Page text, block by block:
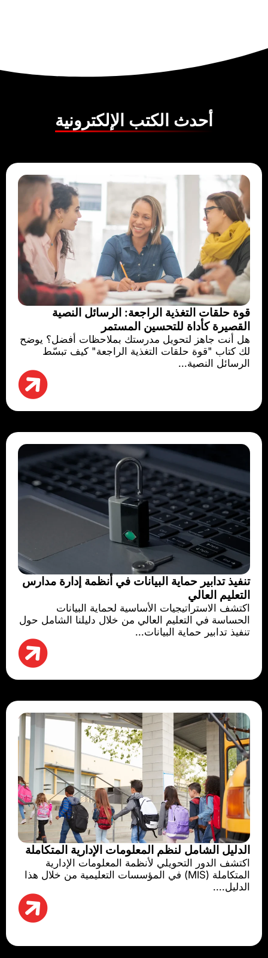
أحدث الكتب الإلكترونية
قوة حلقات التغذية الراجعة: الرسائل النصية
القصيرة كأداة للتحسين المستمر
هل أنت جاهز لتحويل مدرستك بملاحظات أفضل؟ يوضح
لك كتاب "قوة حلقات التغذية الراجعة" كيف تبسّط
الرسائل النصية...
تنفيذ تدابير حماية البيانات في أنظمة إدارة مدارس
التعليم العالي
اكتشف الاستراتيجيات الأساسية لحماية البيانات
الحساسة في التعليم العالي من خلال دليلنا الشامل حول
تنفيذ تدابير حماية البيانات...
الدليل الشامل لنظم المعلومات الإدارية المتكاملة
اكتشف الدور التحويلي لأنظمة المعلومات الإدارية
المتكاملة (MIS) في المؤسسات التعليمية من خلال هذا
الدليل....